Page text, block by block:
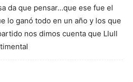
da que pensar…que ese fue el
lo ganó todo en un año y los que
nos dimos cuenta que Llull